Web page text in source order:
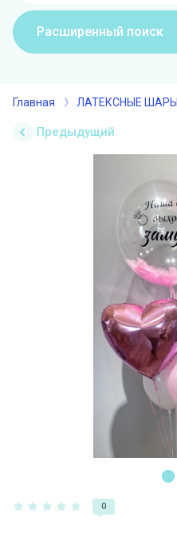
Расширенный поиск
Главная ЛАТЕКСНЫЕ ШАРЫ
Предыдущий
0